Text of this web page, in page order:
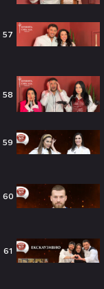
57
58
59
60
61